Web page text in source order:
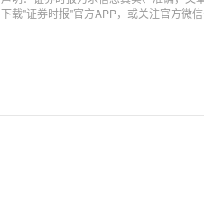
下载"证券时报"官方APP，或关注官方微